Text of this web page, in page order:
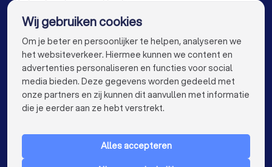
Schoonmaakbedrijven in Amsterdam
Schoonmaakbedrijven in Rotterdam
Schoonmaakbedrijven in Den Haag
Schoonmaakbedrijven in Utrecht
Schoonmaakbedrijven in Tilburg
VOOR PARTICULIEREN keyboard_arrow_down
Wij gebruiken cookies
Om je beter en persoonlijker te helpen, analyseren we
het websiteverkeer. Hiermee kunnen we content en
advertenties personaliseren en functies voor social
media bieden. Deze gegevens worden gedeeld met
onze partners en zij kunnen dit aanvullen met informatie
die je eerder aan ze hebt verstrekt.
Alles accepteren